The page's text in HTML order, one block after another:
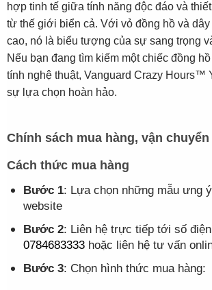
hợp tinh tế giữa tính năng độc đáo và
từ thế giới biển cả. Với vỏ đồng hồ và
cao, nó là biểu tượng của sự sang trọng
Nếu bạn đang tìm kiếm một chiếc đồng
tính nghệ thuật, Vanguard Crazy Hours™
sự lựa chọn hoàn hảo.
Chính sách mua hàng, vận
Cách thức mua hàng
Bước 1: Lựa chọn những mẫu ưng
website
Bước 2: Liên hệ trực tiếp tới số
0784683333hoặc liên hệ tư vấn
Bước 3: Chọn hình thức mua hàng: